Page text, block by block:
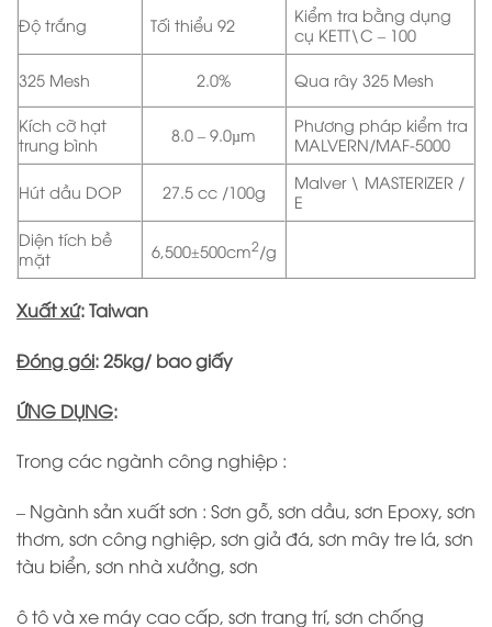
Độ trắng Tối thiểu 92
Kiểm tra bằng dụng
cụ KETT\C – 100
325 Mesh 2.0% Qua rây 325 Mesh
Kích cỡ hạt
trung bình
8.0 – 9.0µm
Phương pháp kiểm tra
MALVERN/MAF-5000
Hút dầu DOP 27.5 cc /100g
Malver \ MASTERIZER /
E
Diện tích bề
mặt
6,500±500cm2/g
Xuất xứ: Taiwan
Đóng gói: 25kg/ bao giấy
ỨNG DỤNG:
Trong các ngành công nghiệp :
– Ngành sản xuất sơn : Sơn gỗ, sơn dầu, sơn Epoxy, sơn
thơm, sơn công nghiệp, sơn giả đá, sơn mây tre lá, sơn
tàu biển, sơn nhà xưởng, sơn
ô tô và xe máy cao cấp, sơn trang trí, sơn chống